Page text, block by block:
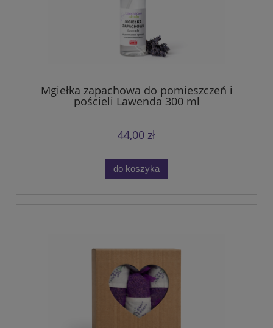
Mgiełka zapachowa do pomieszczeń i
pościeli Lawenda 300 ml
44,00 zł
do koszyka